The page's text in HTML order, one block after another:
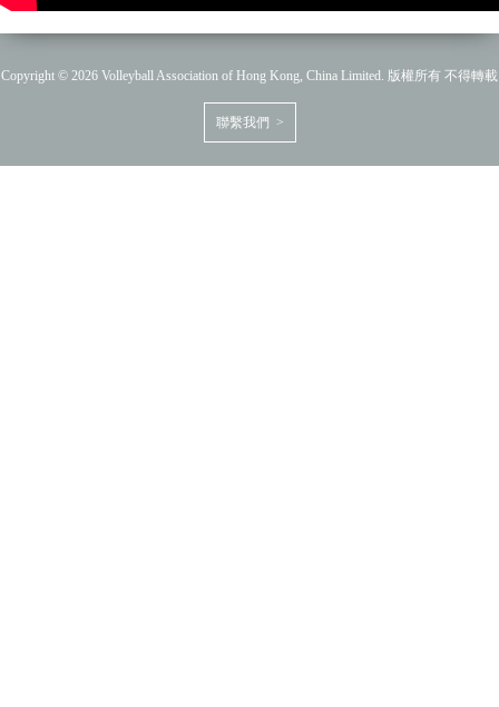
Copyright © 2026 Volleyball Association of Hong Kong, China Limited. 版權所有 不得轉載
聯繫我們 >